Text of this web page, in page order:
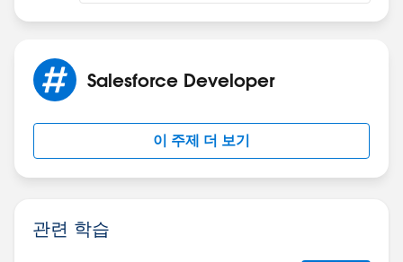
Salesforce Developer
이 주제 더 보기
관련 학습